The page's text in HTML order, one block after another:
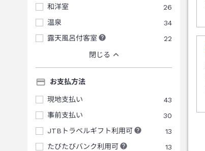
和洋室
26
温泉
34
露天風呂付客室
22
閉じる
お支払方法
現地支払い
43
事前支払い
30
JTBトラベルギフト利用可
13
たびたびバンク利用可
13